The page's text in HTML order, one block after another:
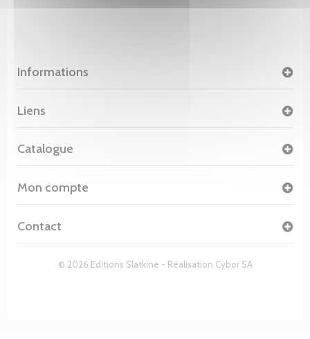
Informations
© 2026 Editions Slatkine - Réalisation Cybor SA
Liens
Catalogue
Mon compte
Contact